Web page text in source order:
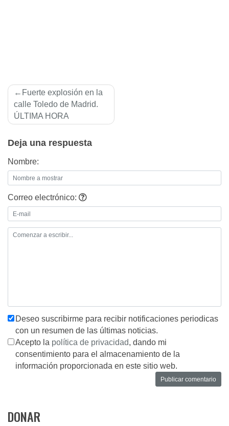
Navegación
de
entradas
Fuerte explosión en la
calle Toledo de Madrid.
ÚLTIMA HORA
Deja una respuesta
Nombre:
Correo electrónico:
Deseo suscribirme para recibir notificaciones periodicas
con un resumen de las últimas noticias.
Acepto la política de privacidad, dando mi
consentimiento para el almacenamiento de la
información proporcionada en este sitio web.
DONAR